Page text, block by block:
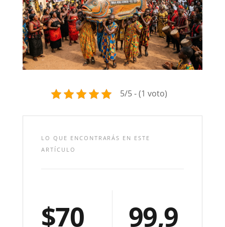
5/5 - (1 voto)
LO QUE ENCONTRARÁS EN ESTE
ARTÍCULO
$70 99,9